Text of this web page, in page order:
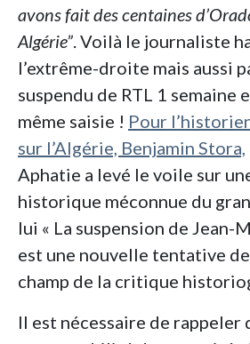
avons fait des centaines
Algérie”. Voilà le journaliste
l’extrême-droite mais aussi
suspendu de RTL 1 semaine
même saisie ! Pour
sur l’Algérie, Benjamin Stora,
Aphatie a levé le voile sur
historique méconnue du
lui « La suspension de Jean-
est une nouvelle tentative
champ de la critique
Il est nécessaire de rappeler